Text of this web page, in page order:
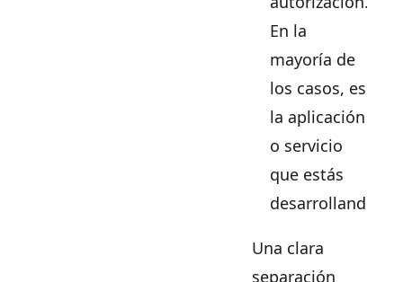
En la
mayoría de
los casos, es
la aplicación
o servicio
que estás
desarrollando.
Una clara
separación